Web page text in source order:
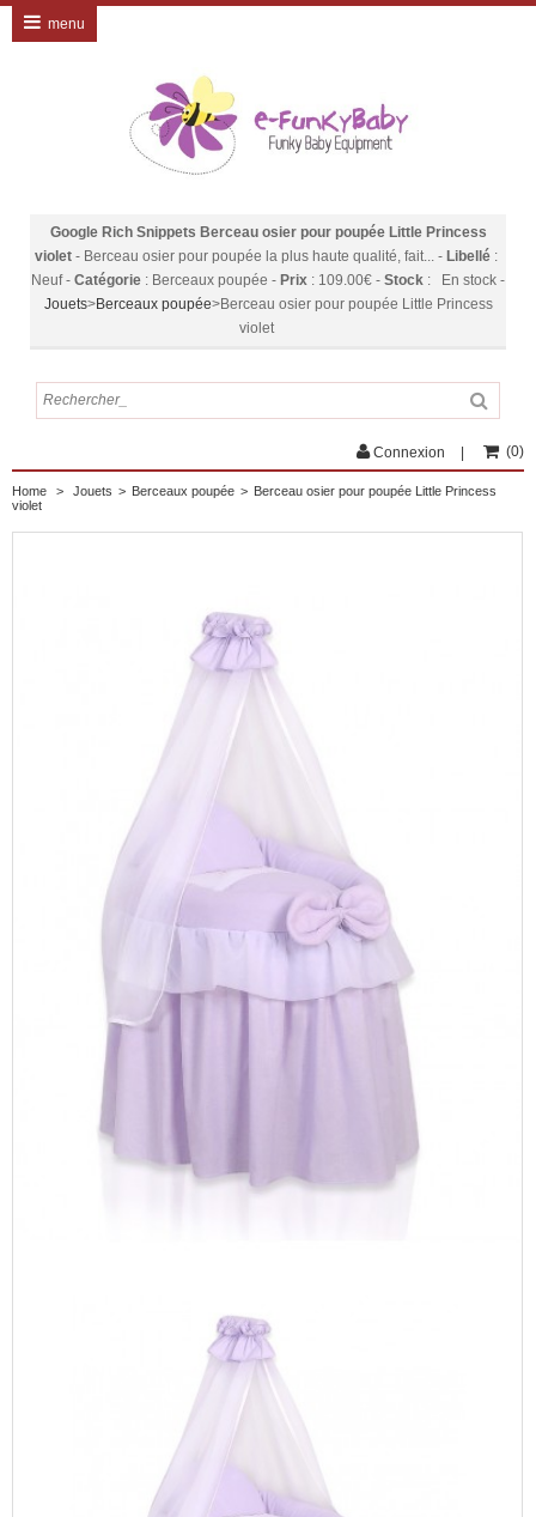
Google Rich Snippets Berceau osier pour poupée Little Princess
violet - Berceau osier pour poupée la plus haute qualité, fait... - Libellé :
Neuf- Catégorie : Berceaux poupée - Prix : 109.00€ - Stock : En stock -
Jouets>Berceaux poupée>Berceau osier pour poupée Little Princess
violet
menu
Connexion (0)
Home > Jouets > Berceaux poupée > Berceau osier pour poupée Little Princess
violet